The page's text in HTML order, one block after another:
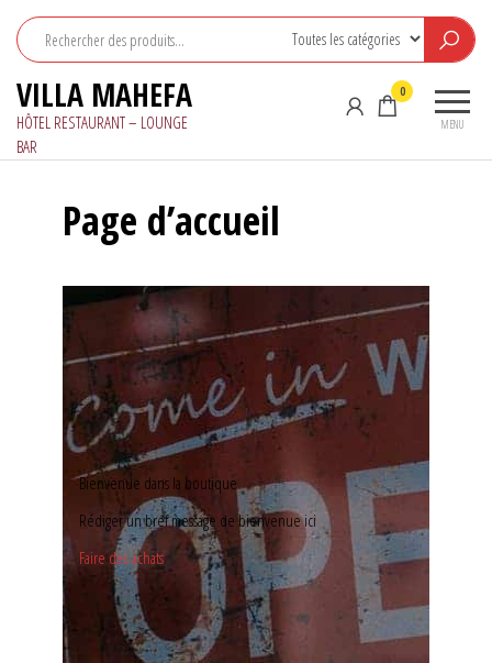
contenu
VILLA MAHEFA
HÔTEL RESTAURANT – LOUNGE
BAR
MENU
0
Page d’accueil
Bienvenue dans la boutique
Rédiger un bref message de bienvenue ici
Faire des achats